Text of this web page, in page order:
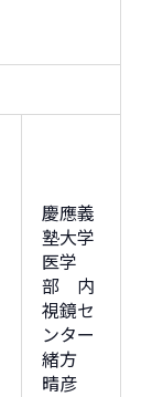
慶應義
塾大学
医学
部 内
視鏡セ
ンター
緒方
晴彦